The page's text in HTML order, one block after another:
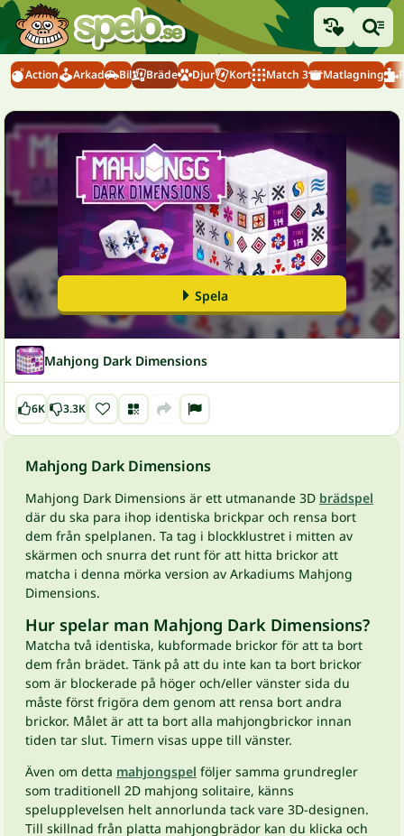
Action Arkad Bil Bräde Djur Kort Match 3 Matlagning
Spela
Mahjong Dark Dimensions
6K 3.3K
Mahjong Dark Dimensions
Mahjong Dark Dimensions är ett utmanande 3D brädspel
där du ska para ihop identiska brickpar och rensa bort
dem från spelplanen. Ta tag i blockklustret i mitten av
skärmen och snurra det runt för att hitta brickor att
matcha i denna mörka version av Arkadiums Mahjong
Dimensions.
Hur spelar man Mahjong Dark Dimensions?
Matcha två identiska, kubformade brickor för att ta bort
dem från brädet. Tänk på att du inte kan ta bort brickor
som är blockerade på höger och/eller vänster sida du
måste först frigöra dem genom att rensa bort andra
brickor. Målet är att ta bort alla mahjongbrickor innan
tiden tar slut. Timern visas uppe till vänster.
Även om detta mahjongspel följer samma grundregler
som traditionell 2D mahjong solitaire, känns
spelupplevelsen helt annorlunda tack vare 3D-designen.
Till skillnad från platta mahjongbrädor kan du klicka och